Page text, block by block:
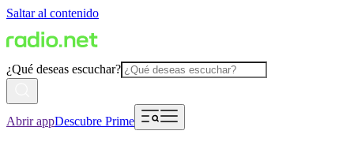
Saltar al contenido
¿Qué deseas escuchar?
Abrir appDescubre Prime